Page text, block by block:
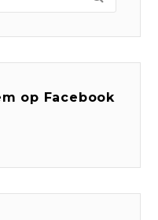
op Facebook